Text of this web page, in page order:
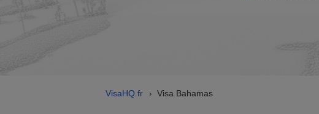
VisaHQ.fr › Visa Bahamas